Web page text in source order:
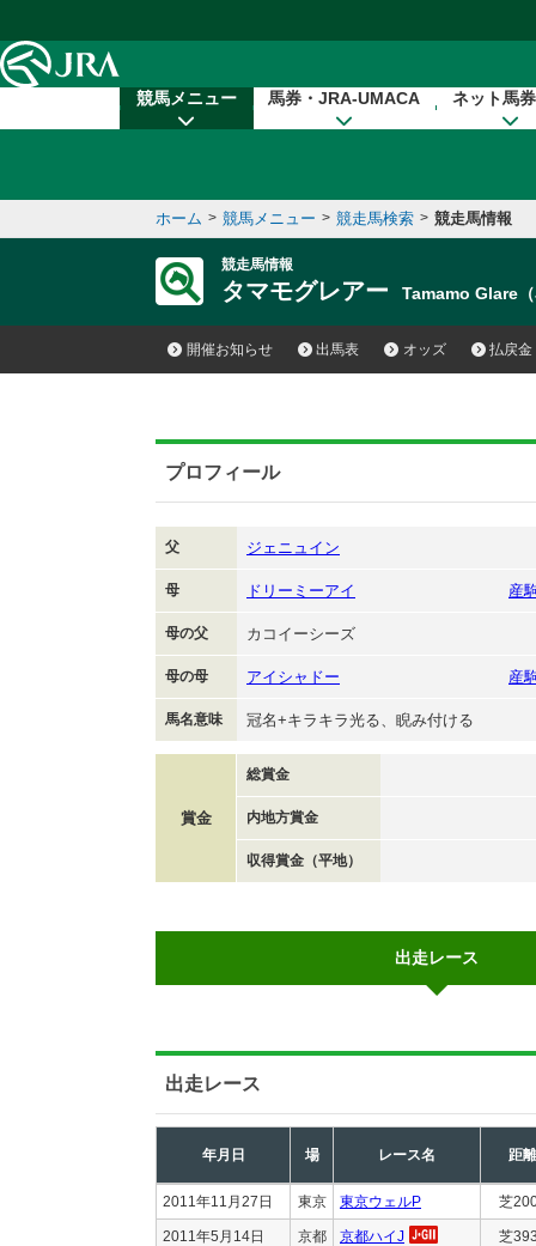
競馬メニュー 馬券・JRA-UMACA ネット馬
ホーム > 競馬メニュー > 競走馬検索 > 競走馬情報
競走馬情報
タマモグレアー Tamamo Glare
開催お知らせ 出馬表 オッズ 払戻金
プロフィール
父 ジェニュイン
母 ドリーミーアイ 産
母の父 カコイーシーズ
母の母 アイシャドー 産
馬名意味 冠名+キラキラ光る、睨み付ける
賞金
総賞金
内地方賞金
収得賞金（平地）
出走レース
出走レース
年月日 場 レース名 距離
2011年11月27日 東京 東京ウェルP 芝
2011年5月14日 京都 京都ハイJ 芝